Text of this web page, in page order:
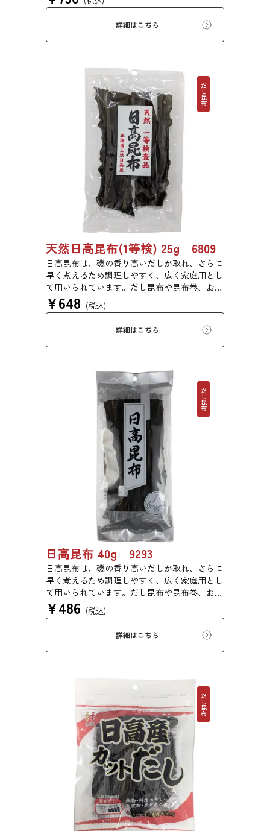
詳細はこちら
だし昆布
天然日高昆布(1等検) 25g 6809
日高昆布は、磯の香り高いだしが取れ、さらに
早く煮えるため調理しやすく、広く家庭用とし
て用いられています。だし昆布や昆布巻、おで
ん、佃煮、煮締め等に最適です。
¥648 (税込)
詳細はこちら
だし昆布
日高昆布 40g 9293
日高昆布は、磯の香り高いだしが取れ、さらに
早く煮えるため調理しやすく、広く家庭用とし
て用いられています。だし昆布や昆布巻、おで
ん、佃煮、煮締め等に最適です。
¥486 (税込)
詳細はこちら
だし昆布